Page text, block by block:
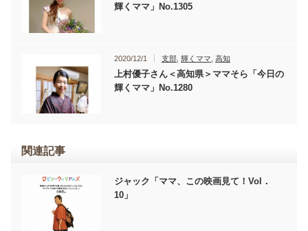
輝くママ」No.1305
2020/12/1 支部 ,輝くママ ,高知
上村優子さん＜高知県＞ママそら「今日の
輝くママ」No.1280
関連記事
ジャック「ママ、この映画見て！Vol．
10」